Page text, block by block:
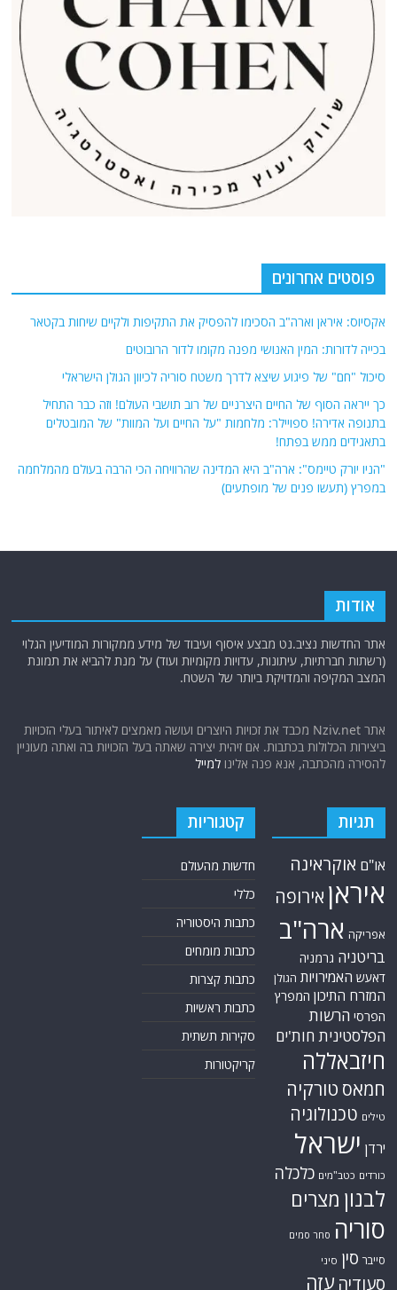
פוסטים אחרונים
אקסיוס: איראן וארה"ב הסכימו להפסיק את התקיפות ולקיים שיחות בקטאר
בכייה לדורות: המין האנושי מפנה מקומו לדור הרובוטים
סיכול "חם" של פיגוע שיצא לדרך משטח סוריה לכיוון הגולן הישראלי
כך ייראה הסוף של החיים היצרניים של רוב תושבי העולם! וזה כבר התחיל
בתנופה אדירה! ספויילר: מלחמות "על החיים ועל המוות" של המובטלים
בתאגידים ממש בפתח!
"הניו יורק טיימס": ארה"ב היא המדינה שהרוויחה הכי הרבה בעולם מהמלחמה
במפרץ (תעשו פנים של מופתעים)
אודות
אתר החדשות נציב.נט מבצע איסוף ועיבוד של מידע ממקורות המודיעין הגלוי
(רשתות חברתיות, עיתונות, עדויות מקומיות ועוד) על מנת להביא את תמונת
המצב המקיפה והמדויקת ביותר של השטח.
אתר Nziv.net מכבד את זכויות היוצרים ועושה מאמצים לאיתור בעלי הזכויות
ביצירות הכלולות בכתבות. אם זיהית יצירה שאתה בעל הזכויות בה ואתה מעוניין
להסירה מהכתבה, אנא פנה אלינולמייל
תגיות
או"ם אוקראינה
איראן אירופה
אפריקה ארה"ב
בריטניה גרמניה
דאעש האמירויות הגולן
המזרח התיכון המפרץ
הפרסי הרשות
הפלסטינית חות'ים
חיזבאללה
חמאס טורקיה
טילים טכנולוגיה
ירדן ישראל
כורדים כטב"מים כלכלה
לבנון מצרים
סוריה סחר סמים
סייבר סין סיני
סעודיה עזה
קטגוריות
חדשות מהעולם
כללי
כתבות היסטוריה
כתבות מומחים
כתבות קצרות
כתבות ראשיות
סקירות תשתית
קריקטורות